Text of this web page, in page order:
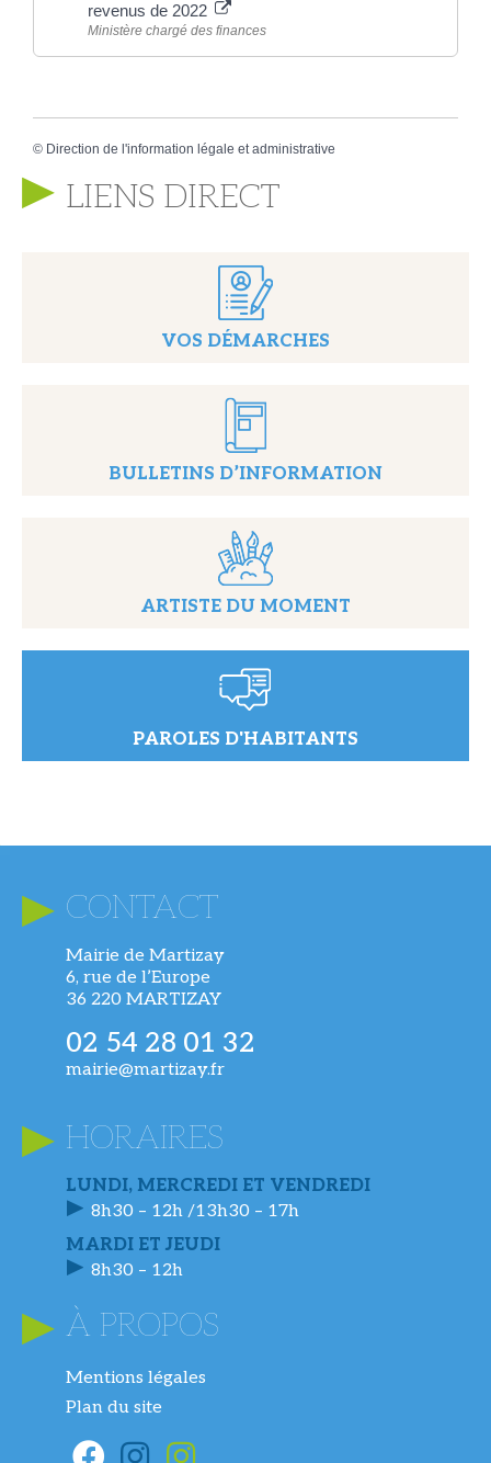
revenus de 2022
Ministère chargé des finances
© Direction de l'information légale et administrative
LIENS DIRECT
VOS DÉMARCHES
BULLETINS D’INFORMATION
ARTISTE DU MOMENT
PAROLES D'HABITANTS
CONTACT
Mairie de Martizay
6, rue de l’Europe
36 220 MARTIZAY
02 54 28 01 32
mairie@martizay.fr
HORAIRES
LUNDI, MERCREDI ET VENDREDI
8h30 – 12h /13h30 – 17h
MARDI ET JEUDI
8h30 – 12h
À PROPOS
Mentions légales
Plan du site